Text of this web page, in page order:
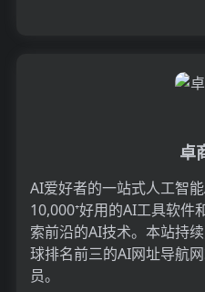
卓
AI爱好者的一站式人工智
10,000⁺好用的AI工具软件
索前沿的AI技术。本站持
球排名前三的AI网址导航
员。